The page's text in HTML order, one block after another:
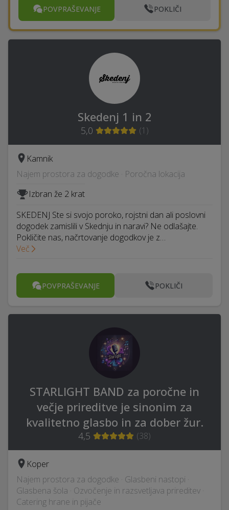
POVPRAŠEVANJE POKLIČI
Skedenj 1 in 2
5,0 (1 )
Kamnik
Najem prostora za dogodke · Poročna lokacija
Izbran že 2 krat
SKEDENJ Ste si svojo poroko, rojstni dan ali poslovni
dogodek zamislili v Skednju in naravi? Ne odlašajte.
Pokličite nas, načrtovanje dogodkov je z…
Več
POVPRAŠEVANJE POKLIČI
STARLIGHT BAND za poročne in
večje prireditve je sinonim za
kvalitetno glasbo in za dober žur.
4,5 (38)
Koper
Najem prostora za dogodke · Glasbeni nastopi ·
Glasbena šola · Ozvočenje in razsvetljava prireditev ·
Catering hrane in pijače